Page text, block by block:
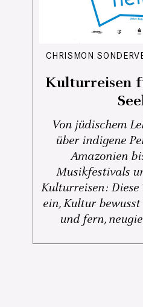
CHRISMON
Kulturreisen
Von jüdischem
über indigene
Amazonien
Musikfestivals
Kulturreisen:
ein, Kultur
und fern,